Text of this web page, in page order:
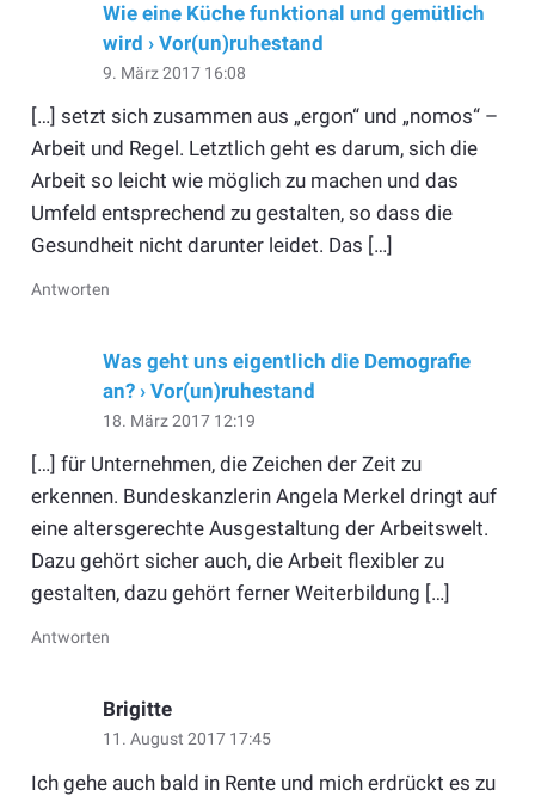
Wie eine Küche funktional und gemütlich
wird › Vor(un)ruhestand
9. März 2017 16:08
[…] setzt sich zusammen aus „ergon“ und „nomos“ –
Arbeit und Regel. Letztlich geht es darum, sich die
Arbeit so leicht wie möglich zu machen und das
Umfeld entsprechend zu gestalten, so dass die
Gesundheit nicht darunter leidet. Das […]
Antworten
Was geht uns eigentlich die Demografie
an? › Vor(un)ruhestand
18. März 2017 12:19
[…] für Unternehmen, die Zeichen der Zeit zu
erkennen. Bundeskanzlerin Angela Merkel dringt auf
eine altersgerechte Ausgestaltung der Arbeitswelt.
Dazu gehört sicher auch, die Arbeit flexibler zu
gestalten, dazu gehört ferner Weiterbildung […]
Antworten
Brigitte
11. August 2017 17:45
Ich gehe auch bald in Rente und mich erdrückt es zu